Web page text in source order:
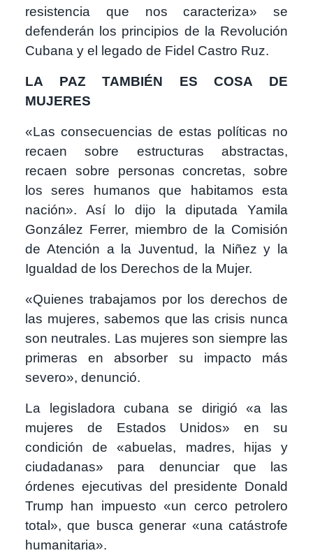
resistencia que nos caracteriza» se
defenderán los principios de la Revolución
Cubana y el legado de Fidel Castro Ruz.
LA PAZ TAMBIÉN ES COSA DE
MUJERES
«Las consecuencias de estas políticas no
recaen sobre estructuras abstractas,
recaen sobre personas concretas, sobre
los seres humanos que habitamos esta
nación». Así lo dijo la diputada Yamila
González Ferrer, miembro de la Comisión
de Atención a la Juventud, la Niñez y la
Igualdad de los Derechos de la Mujer.
«Quienes trabajamos por los derechos de
las mujeres, sabemos que las crisis nunca
son neutrales. Las mujeres son siempre las
primeras en absorber su impacto más
severo», denunció.
La legisladora cubana se dirigió «a las
mujeres de Estados Unidos» en su
condición de «abuelas, madres, hijas y
ciudadanas» para denunciar que las
órdenes ejecutivas del presidente Donald
Trump han impuesto «un cerco petrolero
total», que busca generar «una catástrofe
humanitaria».